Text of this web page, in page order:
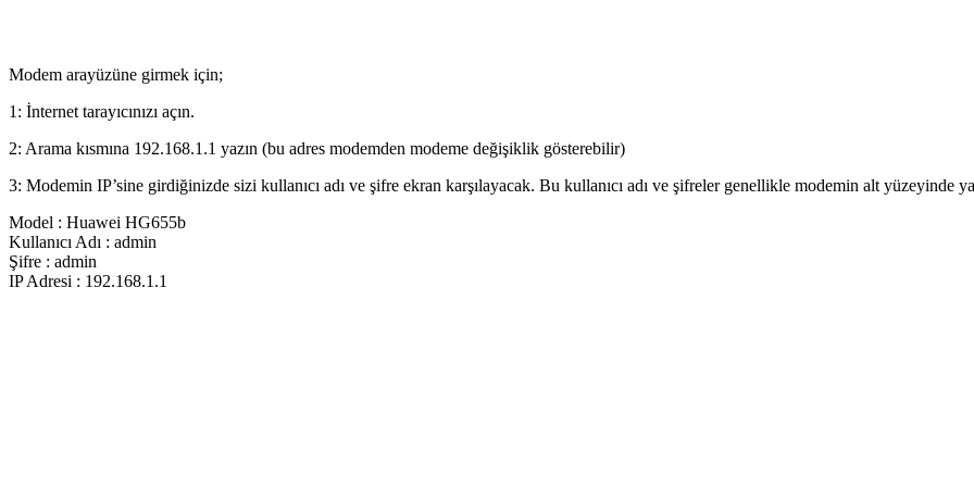
Modem arayüzüne girmek için;
1: İnternet tarayıcınızı açın.
2: Arama kısmına 192.168.1.1 yazın (bu adres modemden modeme değişiklik gösterebilir)
3: Modemin IP’sine girdiğinizde sizi kullanıcı adı ve şifre ekran karşılayacak. Bu kullanıcı adı ve şifreler genellikle modemin alt yüzeyinde
Model : Huawei HG655b
Kullanıcı Adı : admin
Şifre : admin
IP Adresi : 192.168.1.1